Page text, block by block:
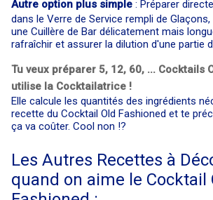
Autre option plus simple : Préparer
dans le Verre de Service rempli de
une Cuillère de Bar délicatement mais
rafraîchir et assurer la dilution d'une partie
Tu veux préparer 5, 12, 60, ... Cocktails
utilise la Cocktailatrice !
Elle calcule les quantités des ingrédients
recette du Cocktail Old Fashioned et te
ça va coûter. Cool non !?
Les Autres Recettes à
quand on aime le Cocktail